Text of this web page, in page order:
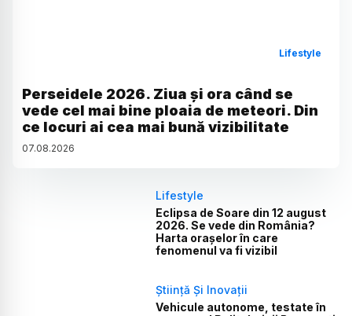
Lifestyle
Perseidele 2026. Ziua și ora când se
vede cel mai bine ploaia de meteori. Din
ce locuri ai cea mai bună vizibilitate
07.08.2026
Lifestyle
Eclipsa de Soare din 12 august
2026. Se vede din România?
Harta orașelor în care
fenomenul va fi vizibil
Știință Și Inovații
Vehicule autonome, testate în